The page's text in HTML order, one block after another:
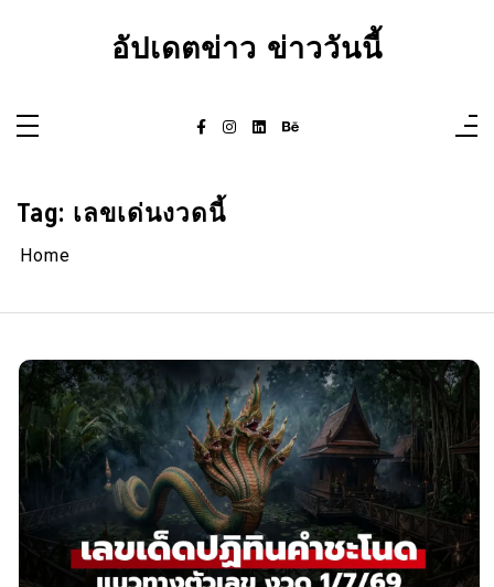
อัปเดตข่าว ข่าววันนี้
Tag: เลขเด่นงวดนี้
Home